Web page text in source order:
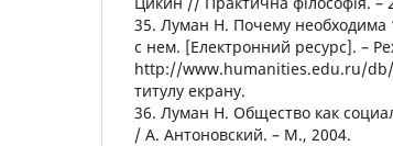
35. Луман Н. Почему необходима
с нем. [Електронний ресурс]. –
http://www.humanities.edu.ru/db/
титулу екрану.
36. Луман Н. Общество как
/ А. Антоновский. – М., 2004.